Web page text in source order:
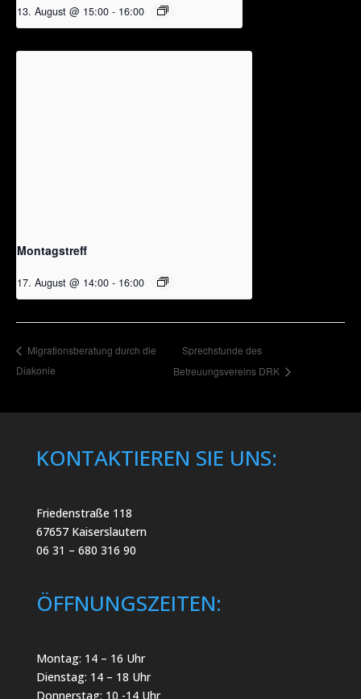
13. August @ 15:00 - 16:00
Montagstreff
17. August @ 14:00 - 16:00
Migrationsberatung durch die
Diakonie
Sprechstunde des
Betreuungsvereins DRK
KONTAKTIEREN SIE UNS:
Friedenstraße 118
67657 Kaiserslautern
06 31 – 680 316 90
ÖFFNUNGSZEITEN:
Montag: 14 – 16 Uhr
Dienstag: 14 – 18 Uhr
Donnerstag: 10 -14 Uhr